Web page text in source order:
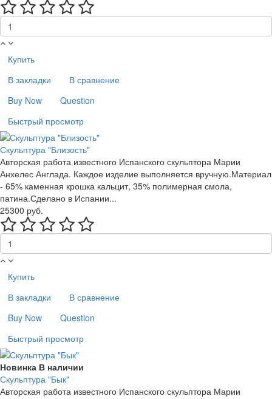
Купить
В закладки
В сравнение
Buy Now
Question
Быстрый просмотр
Скульптура "Близость"
Авторская работа известного Испанского скульптора Марии
Анхелес Англада. Каждое изделие выполняется вручную.Материал
- 65% каменная крошка кальцит, 35% полимерная смола,
патина.Сделано в Испании...
25300 руб.
Купить
В закладки
В сравнение
Buy Now
Question
Быстрый просмотр
Новинка В наличии
Скульптура "Бык"
Авторская работа известного Испанского скульптора Марии